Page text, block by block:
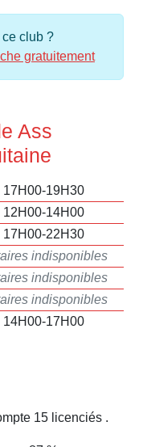
club ?
gratuitement
Ass
17H00-19H30
12H00-14H00
17H00-22H30
indisponibles
indisponibles
indisponibles
14H00-17H00
15 licenciés .